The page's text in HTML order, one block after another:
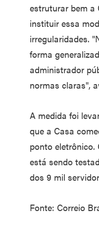
estruturar bem a
instituir essa
irregularidades.
forma
administrador
normas claras",
A medida foi
que a Casa
ponto eletrônico.
está sendo
dos 9 mil
Fonte: Correio